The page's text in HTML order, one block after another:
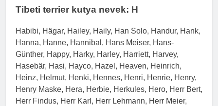
Tibeti terrier kutya nevek: H
Habibi, Hägar, Hailey, Haily, Han Solo, Handur, Hank,
Hanna, Hanne, Hannibal, Hans Meiser, Hans-
Günther, Happy, Harky, Harley, Harriett, Harvey,
Hasebär, Hasi, Hayco, Hazel, Heaven, Heinrich,
Heinz, Helmut, Henki, Hennes, Henri, Henrie, Henry,
Henry Maske, Hera, Herbie, Herkules, Hero, Herr Bert,
Herr Findus, Herr Karl, Herr Lehmann, Herr Meier,